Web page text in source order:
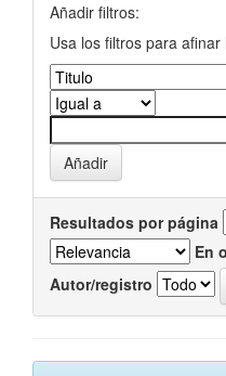
Añadir filtros:
Usa los filtros para afinar
Resultados por página
En
Autor/registro